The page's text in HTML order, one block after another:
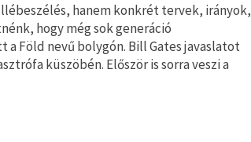
hanem konkrét tervek, irányok,
hogy még sok generáció
Föld nevű bolygón. Bill Gates javaslatot
küszöbén. Először is sorra veszi a